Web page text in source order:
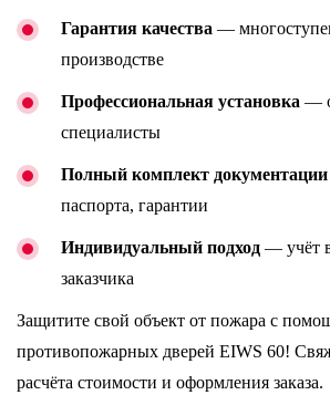
Гарантия качества —
производстве
Профессиональная установка —
специалисты
Полный комплект документации
паспорта, гарантии
Индивидуальный подход — учёт
заказчика
Защитите свой объект от пожара с
противопожарных дверей EIWS 60!
расчёта стоимости и оформления заказа.